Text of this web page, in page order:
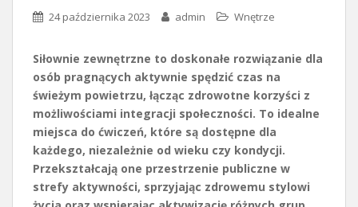
24 października 2023 admin Wnętrze
Siłownie zewnętrzne to doskonałe rozwiązanie dla
osób pragnących aktywnie spędzić czas na
świeżym powietrzu, łącząc zdrowotne korzyści z
możliwościami integracji społeczności. To idealne
miejsca do ćwiczeń, które są dostępne dla
każdego, niezależnie od wieku czy kondycji.
Przekształcają one przestrzenie publiczne w
strefy aktywności, sprzyjając zdrowemu stylowi